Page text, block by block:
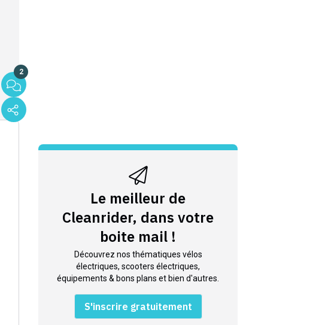
2
Le meilleur de
Cleanrider, dans votre
boite mail !
Découvrez nos thématiques vélos
électriques, scooters électriques,
équipements & bons plans et bien d'autres.
S'inscrire gratuitement